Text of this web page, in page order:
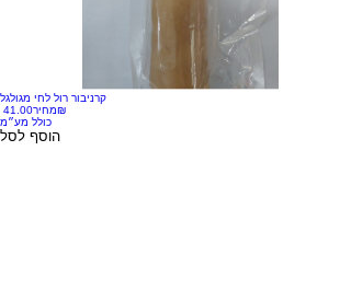
קרניבור רול לחי מגולגל
מחיר‏41.00 ‏₪
כולל מע״מ
הוסף לסל